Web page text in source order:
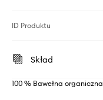
ID Produktu
Skład
100 % Bawełna organiczna